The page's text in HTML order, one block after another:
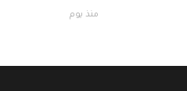
منذ يوم